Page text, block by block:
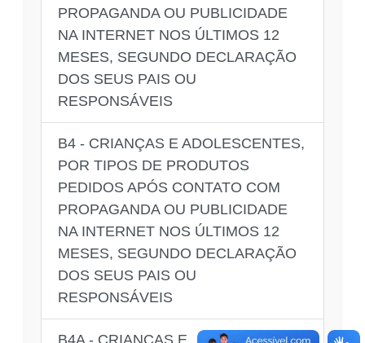
PROPAGANDA OU PUBLICIDADE
NA INTERNET NOS ÚLTIMOS 12
MESES, SEGUNDO DECLARAÇÃO
DOS SEUS PAIS OU
RESPONSÁVEIS
B4 - CRIANÇAS E ADOLESCENTES,
POR TIPOS DE PRODUTOS
PEDIDOS APÓS CONTATO COM
PROPAGANDA OU PUBLICIDADE
NA INTERNET NOS ÚLTIMOS 12
MESES, SEGUNDO DECLARAÇÃO
DOS SEUS PAIS OU
RESPONSÁVEIS
B4A - CRIANÇAS E